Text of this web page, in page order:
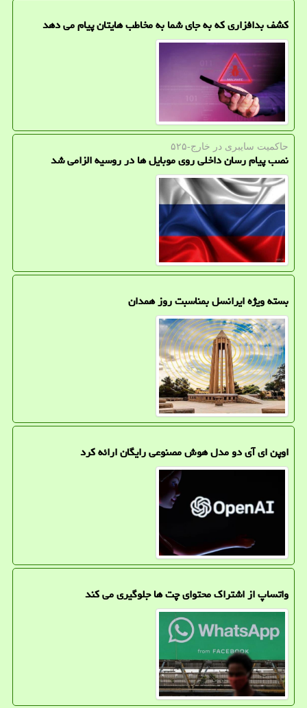
کشف بدافزاری که به جای شما به مخاطب هایتان پیام می دهد
حاكمیت سایبری در خارج-۵۲۵
نصب پیام رسان داخلی روی موبایل ها در روسیه الزامی شد
بسته ویژه ایرانسل بمناسبت روز همدان
اوپن ای آی دو مدل هوش مصنوعی رایگان ارائه کرد
واتساپ از اشتراک محتوای چت ها جلوگیری می کند